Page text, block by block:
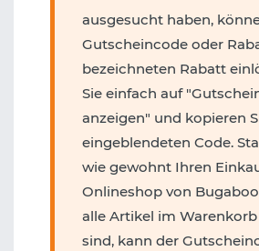
ausgesucht haben,
Gutscheincode oder
bezeichneten Rabatt
Sie einfach auf
anzeigen" und kopieren
eingeblendeten Code.
wie gewohnt Ihren
Onlineshop von
alle Artikel im
sind, kann der